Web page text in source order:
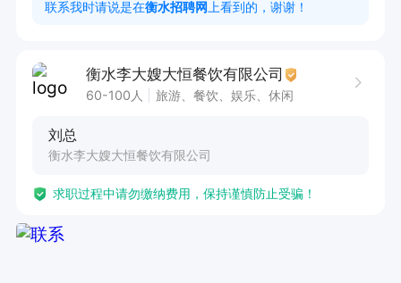
提供食宿保姆式服务，岗位绩效、每月固定休息四
节日休假（婚假、丧假、产假、病假、探亲假）社
李大嫂恒丰理想城店
联系我时请说是在衡水招聘网 上看到的，谢谢！
衡水李大嫂大恒餐饮有限公司
60-100人 旅游、餐饮、娱乐、休闲
刘总
衡水李大嫂大恒餐饮有限公司
求职过程中请勿缴纳费用，保持谨慎防止受骗！